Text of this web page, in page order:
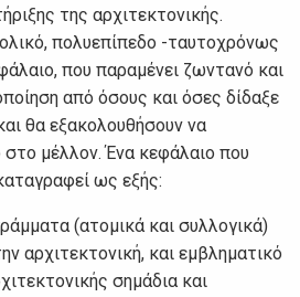
της αρχιτεκτονικής.
πολυεπίπεδο -ταυτοχρόνως
που παραμένει ζωντανό και
από όσους και όσες δίδαξε
θα εξακολουθήσουν να
μέλλον. Ένα κεφάλαιο που
ως εξής:
(ατομικά και συλλογικά)
αρχιτεκτονική, και εμβληματικό
σημάδια και